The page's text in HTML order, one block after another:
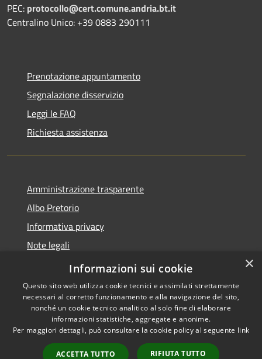
PEC: protocollo@cert.comune.andria.bt.it
Centralino Unico: +39 0883 290111
Prenotazione appuntamento
Segnalazione disservizio
Leggi le FAQ
Richiesta assistenza
Amministrazione trasparente
Albo Pretorio
Informativa privacy
Note legali
Dichiarazione di accessibilità
Accessibilità
Copyright © 2026 • Città di
Andria • Powered by
Municipium•
Accesso
×
Informazioni sui cookie
Questo sito web utilizza cookie tecnici e assimilati strettamente
necessari al corretto funzionamento e alla navigazione del sito,
nonché un cookie tecnico analitico al solo fine di elaborare
informazioni statistiche, aggregate e anonime.
Per maggiori dettagli, può consultare la cookie policy al seguente link
ACCETTA TUTTO RIFIUTA TUTTO